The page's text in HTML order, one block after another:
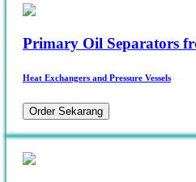
Primary Oil Separators
Heat Exchangers and Pressure Vessels
Order Sekarang